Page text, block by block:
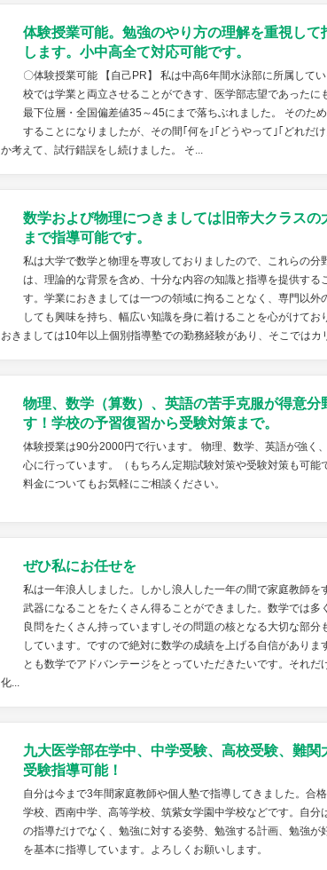
体験授業可能。勉強のやり方の理解を重視して
します。小中高全て対応可能です。
〇体験授業可能 【自己PR】 私は中高6年間水泳部に所属して
校では学業と両立させることができす、医学部志望であったに
最下位層・全国偏差値35～45にまで落ちぶれました。 そのた
することになりましたが、その間｢何を｣｢どうやって｣｢どれだ
か考えて、試行錯誤をし続けました。 そ...
数学および物理につきましては旧帝大クラスの
まで指導可能です。
私は大学で数学と物理を専攻しておりましたので、これらの分
は、理論的な背景を含め、十分な内容の知識と指導を提供する
す。学業におきましては一つの領域に拘ることなく、専門以外
しても興味を持ち、幅広い知識を身に着けることを心がけてお
おきましては10年以上個別指導塾での勤務経験があり、そこではカ
物理、数学（算数）、英語の苦手克服が得意分
す！学校の予習復習から受験対策まで。
体験授業は90分2000円で行います。 物理、数学、英語が強く
心に行っています。（もちろん定期試験対策や受験対策も可能
料金についてもお気軽にご相談ください。
ぜひ私にお任せを
私は一年浪人しました。しかし浪人した一年の間で家庭教師を
武器になることをたくさん得ることができました。数学では多
良問をたくさん持っていますしその問題の核となる大切な部分
しています。ですので絶対に数学の成績を上げる自信がありま
とも数学でアドバンテージをとっていただきたいです。それだ
化...
九大医学部在学中、中学受験、高校受験、難関
受験指導可能！
自分は今まで3年間家庭教師や個人塾で指導してきました。合
学校、西南中学、高等学校、筑紫女学園中学校などです。自分
の指導だけでなく、勉強に対する姿勢、勉強する計画、勉強が
を基本に指導しています。よろしくお願いします。